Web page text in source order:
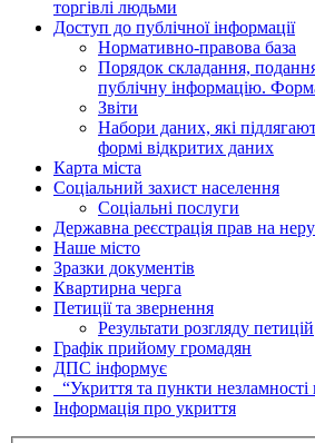
торгівлі людьми
Доступ до публічної інформації
Нормативно-правова база
Порядок складання,
публічну інформацію.
Звіти
Набори даних, які
формі відкритих даних
Карта міста
Соціальний захист населення
Соціальні послуги
Державна реєстрація прав на
Наше місто
Зразки документів
Квартирна черга
Петиції та звернення
Результати розгляду петицій
Графік прийому громадян
ДПС інформує
“Укриття та пункти незламності
Інформація про укриття